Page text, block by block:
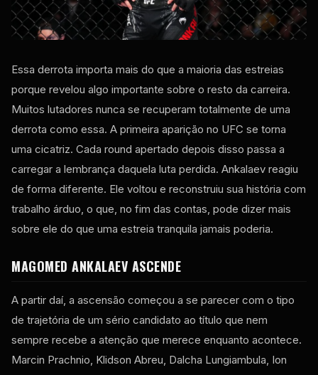
Essa derrota importa mais do que a maioria das estreias
porque revelou algo importante sobre o resto da carreira.
Muitos lutadores nunca se recuperam totalmente de uma
derrota como essa. A primeira aparição no UFC se torna
uma cicatriz. Cada round apertado depois disso passa a
carregar a lembrança daquela luta perdida. Ankalaev reagiu
de forma diferente. Ele voltou e reconstruiu sua história com
trabalho árduo, o que, no fim das contas, pode dizer mais
sobre ele do que uma estreia tranquila jamais poderia.
MAGOMED ANKALAEV ASCENDE
A partir daí, a ascensão começou a se parecer com o tipo
de trajetória de um sério candidato ao título que nem
sempre recebe a atenção que merece enquanto acontece.
Marcin Prachnio, Klidson Abreu, Dalcha Lungiambula, Ion